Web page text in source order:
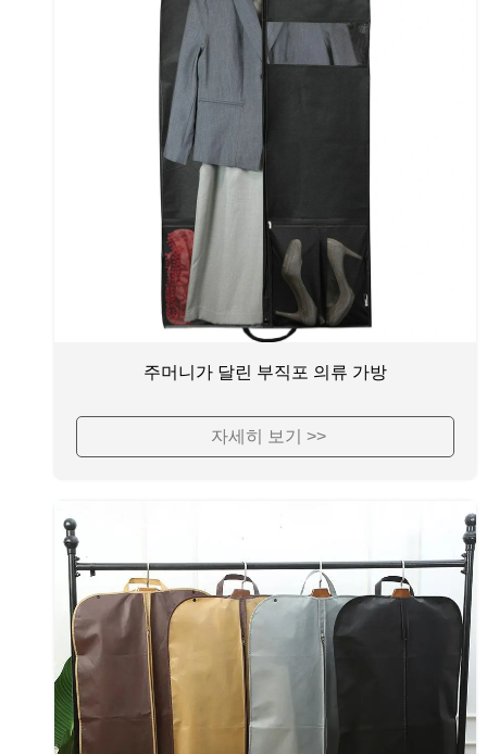
주머니가 달린 부직포 의류 가방
자세히 보기 >>